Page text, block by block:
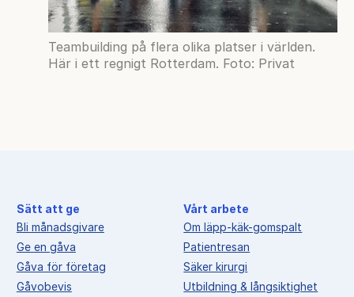
Teambuilding på flera olika platser i världen.
Här i ett regnigt Rotterdam. Foto: Privat
Sätt att ge
Bli månadsgivare
Ge en gåva
Gåva för företag
Gåvobevis
Vårt arbete
Om läpp-käk-gomspalt
Patientresan
Säker kirurgi
Utbildning & långsiktighet